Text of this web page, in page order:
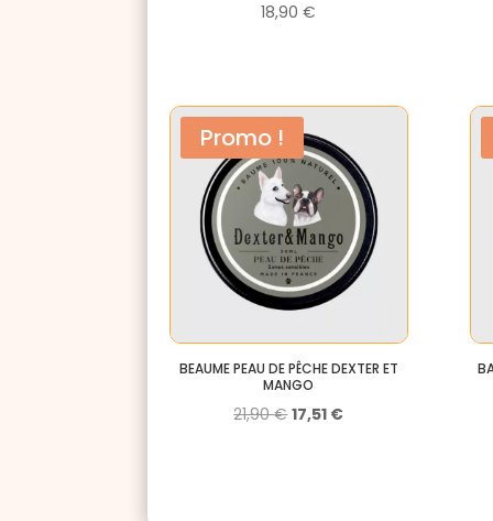
18,90€
Promo !
BEAUME PEAU DE PÊCHE DEXTER ET
MANGO
21,90€Le
17,51 €Le